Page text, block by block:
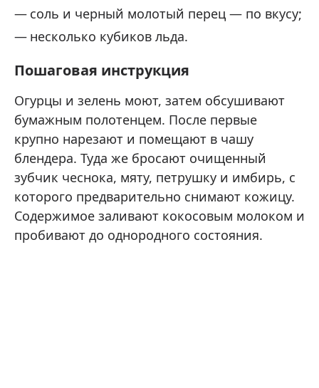
соль и черный молотый перец — по вкусу;
несколько кубиков льда.
Пошаговая инструкция
Огурцы и зелень моют, затем обсушивают
бумажным полотенцем. После первые
крупно нарезают и помещают в чашу
блендера. Туда же бросают очищенный
зубчик чеснока, мяту, петрушку и имбирь, с
которого предварительно снимают кожицу.
Содержимое заливают кокосовым молоком и
пробивают до однородного состояния.